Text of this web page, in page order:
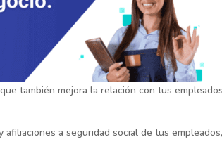
también mejora la relación con tus
a seguridad social de tus